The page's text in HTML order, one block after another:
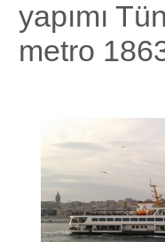
yapımı
metro